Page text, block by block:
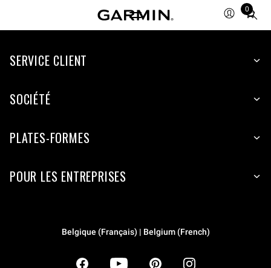
0
Total
items
cart:
SERVICE CLIENT
SOCIÉTÉ
PLATES-FORMES
POUR LES ENTREPRISES
Belgique (Français) | Belgium (French)